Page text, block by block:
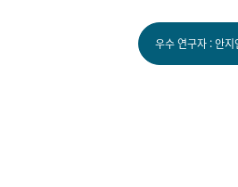
우수 연구자 : 안지